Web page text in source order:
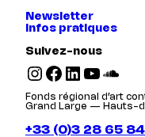
Newsletter
Infos pratiques
Suivez-nous
Instagram Facebook LinkedIn YouTube SoundCloud
Fonds régional d’art
Grand Large — Hauts-
+33 (0)3 28 65